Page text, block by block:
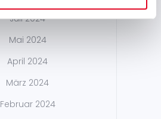
Juli 2024
Mai 2024
April 2024
März 2024
Februar 2024